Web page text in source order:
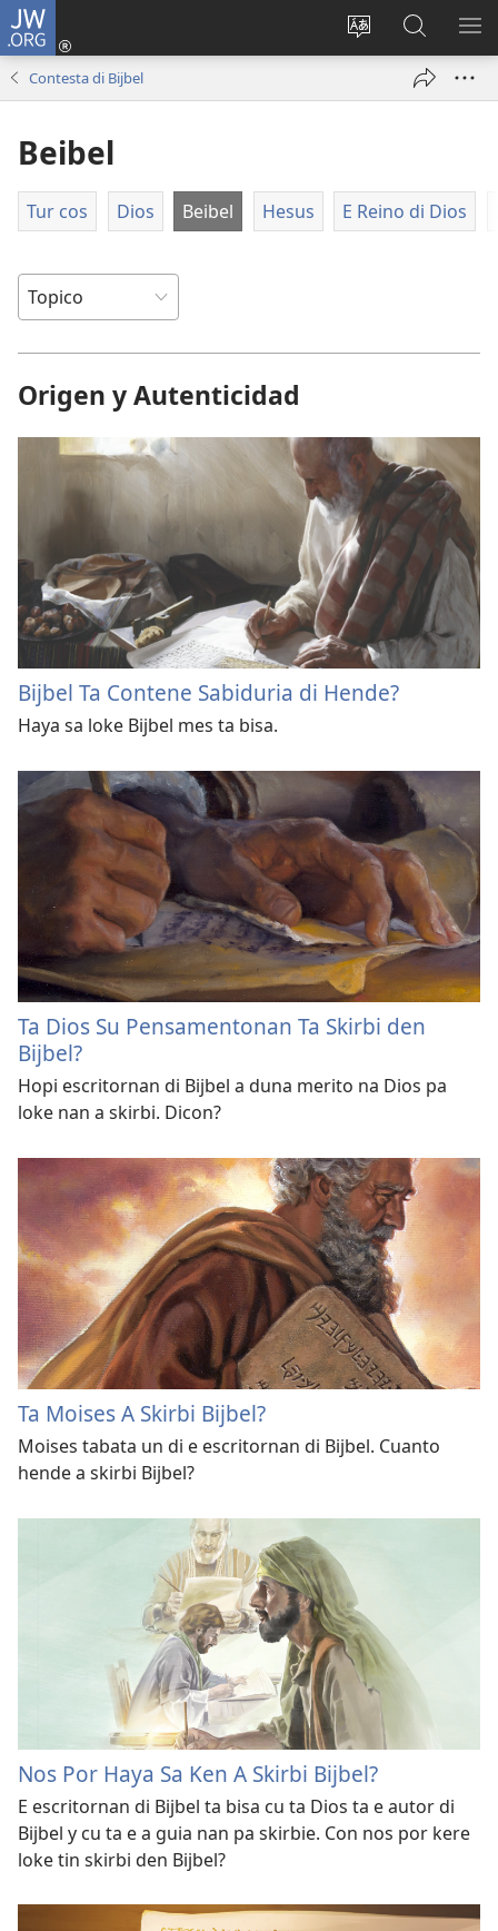
JW.ORG
Cambia
Log
Busca
Riba
JW.ORG
Contesta di Bijbel
Beibel
Tur cos Dios Beibel Hesus E Reino di Dios
Origen y Autenticidad
Bijbel Ta Contene Sabiduria di Hende?
Haya sa loke Bijbel mes ta bisa.
Ta Dios Su Pensamentonan Ta Skirbi den
Bijbel?
Hopi escritornan di Bijbel a duna merito na Dios pa
loke nan a skirbi. Dicon?
Ta Moises A Skirbi Bijbel?
Moises tabata un di e escritornan di Bijbel. Cuanto
hende a skirbi Bijbel?
Nos Por Haya Sa Ken A Skirbi Bijbel?
E escritornan di Bijbel ta bisa cu ta Dios ta e autor di
Bijbel y cu ta e a guia nan pa skirbie. Con nos por kere
loke tin skirbi den Bijbel?